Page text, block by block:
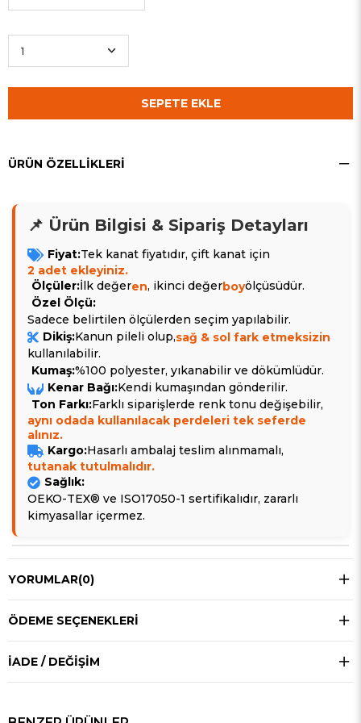
ÜRÜN ÖZELLIKLERI
📌 Ürün Bilgisi & Sipariş Detayları
Fiyat:Tek kanat fiyatıdır, çift kanat için
2 adet ekleyiniz.
Ölçüler:İlk değeren, ikinci değerboyölçüsüdür.
Özel Ölçü:
Sadece belirtilen ölçülerden seçim yapılabilir.
Dikiş:Kanun pileli olup,sağ & sol fark etmeksizin
kullanılabilir.
Kumaş:%100 polyester, yıkanabilir ve dökümlüdür.
Kenar Bağı:Kendi kumaşından gönderilir.
Ton Farkı:Farklı siparişlerde renk tonu değişebilir,
aynı odada kullanılacak perdeleri tek seferde
alınız.
Kargo:Hasarlı ambalaj teslim alınmamalı,
tutanak tutulmalıdır.
Sağlık:
OEKO-TEX® ve ISO17050-1 sertifikalıdır, zararlı
kimyasallar içermez.
YORUMLAR(0)
ÖDEME SEÇENEKLERI
İADE / DEĞIŞIM